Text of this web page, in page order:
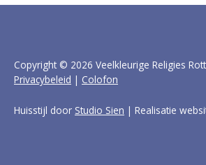
Copyright © 2026 Veelkleurige Religies
Privacybeleid | Colofon
Huisstijl door Studio Sien | Realisatie